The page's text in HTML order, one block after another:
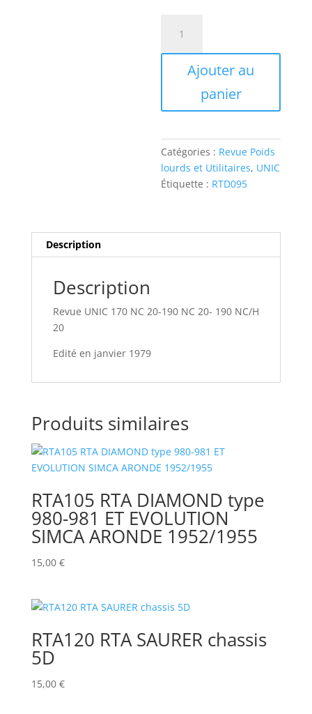
RTD095
NC
20-
190
Ajouter au
panier
Catégories : Revue Poids
lourds et Utilitaires, UNIC
Étiquette : RTD095
Description
Description
Revue UNIC 170 NC 20-190 NC 20- 190 NC/H
20
Edité en janvier 1979
Produits similaires
RTA105 RTA DIAMOND type
980-981 ET EVOLUTION
SIMCA ARONDE 1952/1955
15,00 €
RTA120 RTA SAURER chassis
5D
15,00 €